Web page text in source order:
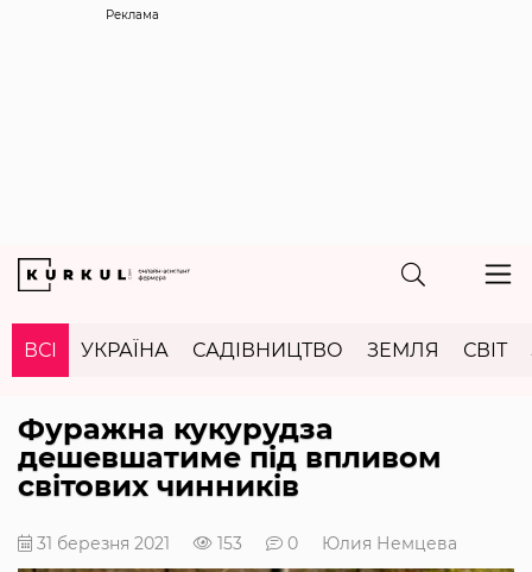
Реклама
ВСІ УКРАЇНА САДІВНИЦТВО ЗЕМЛЯ СВІТ
Фуражна кукурудза
дешевшатиме під впливом
світових чинників
31 березня 2021 153 0 Юлия Немцева